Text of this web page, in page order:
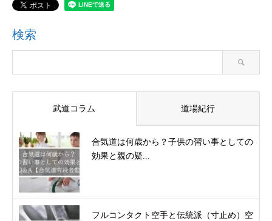
検索
武道コラム 道場紀行
合気道は何歳から？子供の習い事としての
効果と親の疑...
フルコンタクト空手と伝統派（寸止め）空